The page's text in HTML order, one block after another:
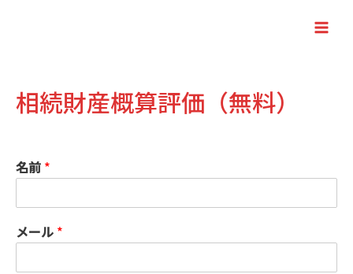
Main
相続財産概算評価（無料）
名前 *
メール *